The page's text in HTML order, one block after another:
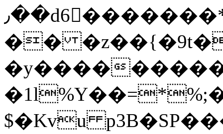
٫��d6򆧇�������*��[|^]oo���NW~zz>�X&�u�=K?
��
�y����
$�Kvu